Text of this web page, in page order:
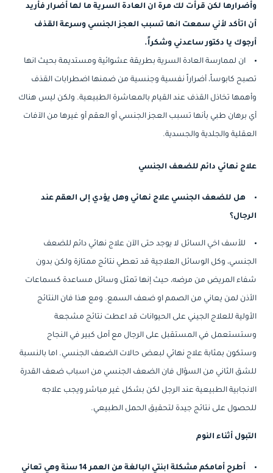
وأضرارها لكن قرأت لك مرة ان العادة السرية ما لها أضرار فأريد
أن اتأكد لأني سمعت انها تسبب العجز الجنسي وسرعة القذف
أرجوك يا دكتور ساعدني وشكراً.
ان لممارسة العادة السرية بطريقة عشوائية ومستديمة بحيث انها
تصبح كابوساً، أضراراً نفسية وجنسية من ضمنها اضطرابات القذف
وأهمها تخاذل القذف عند القيام بالمعاشرة الطبيعية. ولكن ليس هناك
أي برهان طبي بأنها تسبب العجز الجنسي أو العقم أو غيرها من الآفات
العقلية والجلدية والجسدية.
علاج نهائي دائم للضعف الجنسي
هل للضعف الجنسي علاج نهائي وهل يؤدي إلى العقم عند
الرجال؟
للأسف اخي السائل لا يوجد حتى الآن علاج نهائي دائم للضعف
الجنسي، وكل الوسائل العلاجية قد تعطي نتائج ممتازة ولكن بدون
شفاء المريض من مرضه، حيث إنها تمثل وسائل مساعدة كسماعات
الأذن لمن يعاني من الصمم او ضعف السمع. ومع هذا فان النتائج
الأولية للعلاج الجيني على الحيوانات قد اعطت نتائج مشجعة
وستستعمل في المستقبل على الرجال مع أمل كبير في النجاح
وستكون بمثابة علاج نهائي لبعض حالات الضعف الجنسي. اما بالنسبة
للشق الثاني من السؤال فان الضعف الجنسي من اسباب ضعف القدرة
الانجابية الطبيعية عند الرجل لكن بشكل غير مباشر ويجب علاجه
للحصول على نتائج جيدة لتحقيق الحمل الطبيعي.
التبول أثناء النوم
أطرح أمامكم مشكلة ابنتي البالغة من العمر 14 سنة وهي تعاني